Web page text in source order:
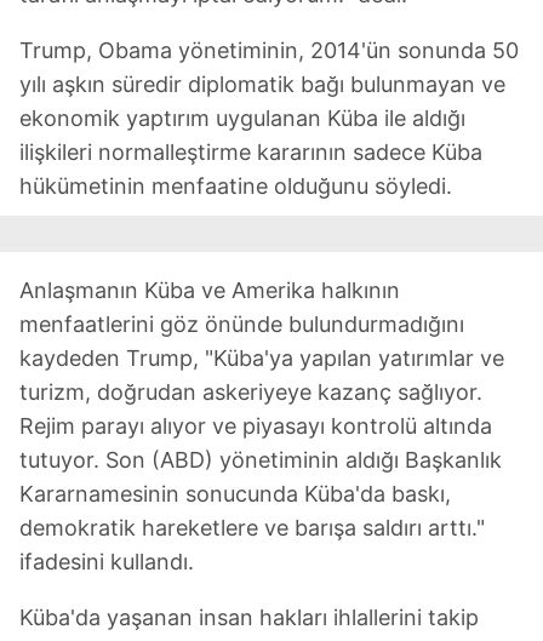
Trump, Obama yönetiminin, 2014'ün sonunda 50
yılı aşkın süredir diplomatik bağı bulunmayan ve
ekonomik yaptırım uygulanan Küba ile aldığı
ilişkileri normalleştirme kararının sadece Küba
hükümetinin menfaatine olduğunu söyledi.
Anlaşmanın Küba ve Amerika halkının
menfaatlerini göz önünde bulundurmadığını
kaydeden Trump, "Küba'ya yapılan yatırımlar ve
turizm, doğrudan askeriyeye kazanç sağlıyor.
Rejim parayı alıyor ve piyasayı kontrolü altında
tutuyor. Son (ABD) yönetiminin aldığı Başkanlık
Kararnamesinin sonucunda Küba'da baskı,
demokratik hareketlere ve barışa saldırı arttı."
ifadesini kullandı.
Küba'da yaşanan insan hakları ihlallerini takip